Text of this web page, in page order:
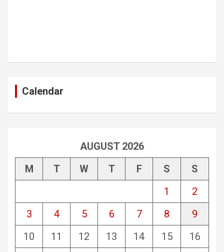
Calendar
AUGUST 2026
M
T W T F S
S
1
2
3
4 5 6 7 8
9
10
11 12 13 14 15
16